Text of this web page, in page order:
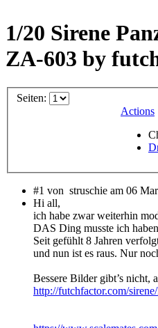
1/20 Sirene
ZA-603 by
Seiten:
Actions
#1 von struschie am 06
Hi all,
ich habe zwar weiterhin
DAS Ding musste ich
Seit gefühlt 8 Jahren
und nun ist es raus. Nur
Bessere Bilder gibt’s nicht,
http://futchfactor.com/